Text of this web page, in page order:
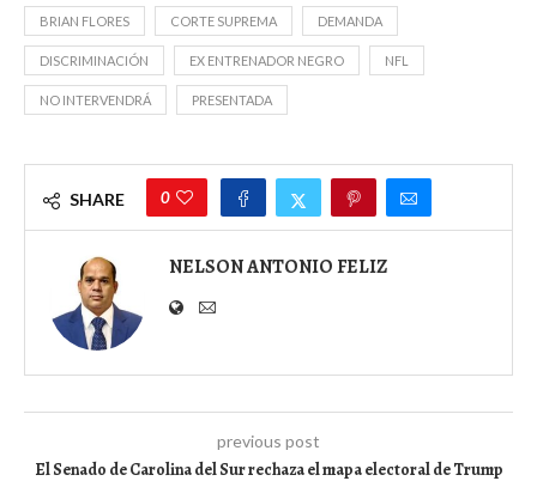
BRIAN FLORES CORTE SUPREMA DEMANDA
DISCRIMINACIÓN EX ENTRENADOR NEGRO NFL
NO INTERVENDRÁ PRESENTADA
SHARE 0
NELSON ANTONIO FELIZ
previous post
El Senado de Carolina del Sur rechaza el mapa electoral de Trump